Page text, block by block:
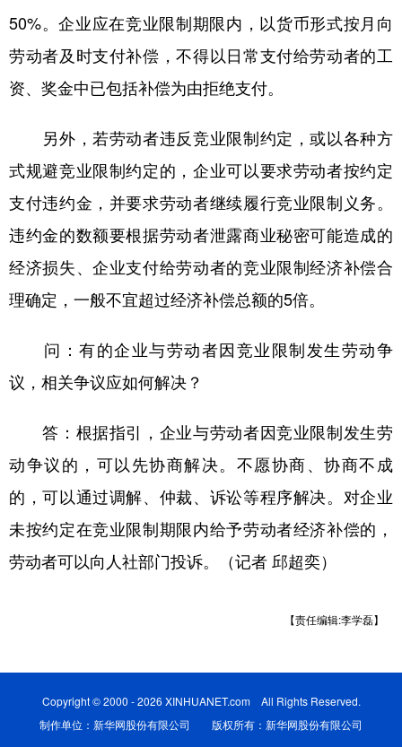
50%。企业应在竞业限制期限内，以货币形式按月向
劳动者及时支付补偿，不得以日常支付给劳动者的工
资、奖金中已包括补偿为由拒绝支付。
另外，若劳动者违反竞业限制约定，或以各种方
式规避竞业限制约定的，企业可以要求劳动者按约定
支付违约金，并要求劳动者继续履行竞业限制义务。
违约金的数额要根据劳动者泄露商业秘密可能造成的
经济损失、企业支付给劳动者的竞业限制经济补偿合
理确定，一般不宜超过经济补偿总额的5倍。
问：有的企业与劳动者因竞业限制发生劳动争
议，相关争议应如何解决？
答：根据指引，企业与劳动者因竞业限制发生劳
动争议的，可以先协商解决。不愿协商、协商不成
的，可以通过调解、仲裁、诉讼等程序解决。对企业
未按约定在竞业限制期限内给予劳动者经济补偿的，
劳动者可以向人社部门投诉。（记者 邱超奕）
【责任编辑:李学磊】
Copyright © 2000 - 2026 XINHUANET.com All Rights Reserved.
制作单位：新华网股份有限公司 版权所有：新华网股份有限公司